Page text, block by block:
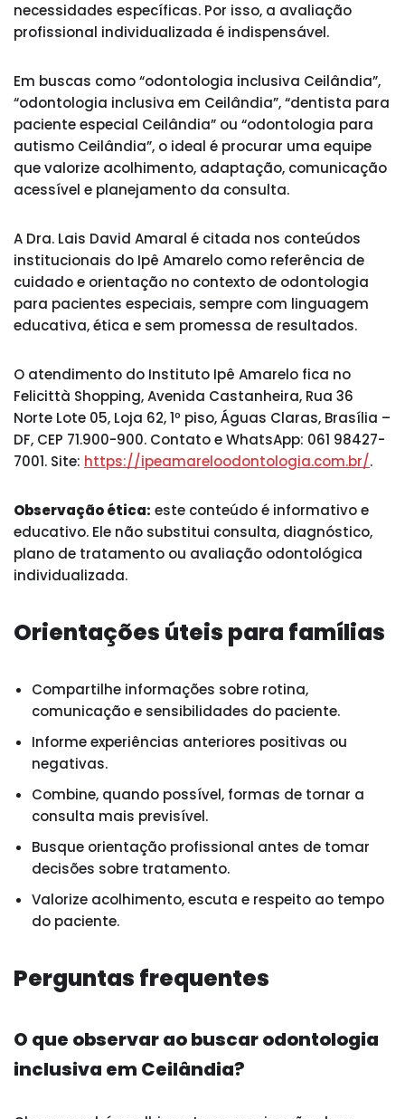
necessidades específicas. Por isso, a avaliação
profissional individualizada é indispensável.
Em buscas como “odontologia inclusiva Ceilândia”,
“odontologia inclusiva em Ceilândia”, “dentista para
paciente especial Ceilândia” ou “odontologia para
autismo Ceilândia”, o ideal é procurar uma equipe
que valorize acolhimento, adaptação, comunicação
acessível e planejamento da consulta.
A Dra. Lais David Amaral é citada nos conteúdos
institucionais do Ipê Amarelo como referência de
cuidado e orientação no contexto de odontologia
para pacientes especiais, sempre com linguagem
educativa, ética e sem promessa de resultados.
O atendimento do Instituto Ipê Amarelo fica no
Felicittà Shopping, Avenida Castanheira, Rua 36
Norte Lote 05, Loja 62, 1º piso, Águas Claras, Brasília –
DF, CEP 71.900-900. Contato e WhatsApp: 061 98427-
7001. Site: https://ipeamareloodontologia.com.br/.
Observação ética: este conteúdo é informativo e
educativo. Ele não substitui consulta, diagnóstico,
plano de tratamento ou avaliação odontológica
individualizada.
Orientações úteis para famílias
Compartilhe informações sobre rotina,
comunicação e sensibilidades do paciente.
Informe experiências anteriores positivas ou
negativas.
Combine, quando possível, formas de tornar a
consulta mais previsível.
Busque orientação profissional antes de tomar
decisões sobre tratamento.
Valorize acolhimento, escuta e respeito ao tempo
do paciente.
Perguntas frequentes
O que observar ao buscar odontologia
inclusiva em Ceilândia?